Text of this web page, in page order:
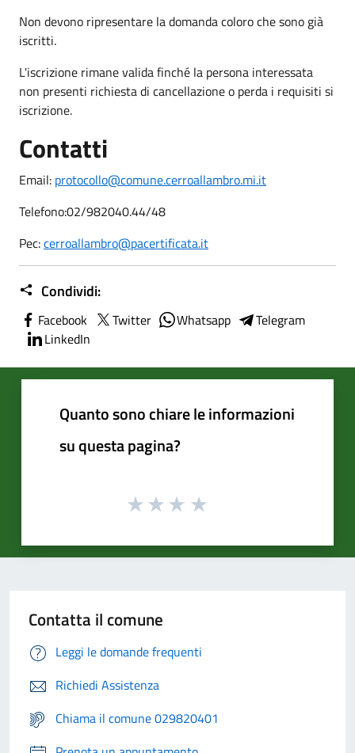
Non devono ripresentare la domanda coloro che sono già
iscritti.
L'iscrizione rimane valida finché la persona interessata
non presenti richiesta di cancellazione o perda i requisiti si
iscrizione.
Contatti
Email: protocollo@comune.cerroallambro.mi.it
Telefono:02/982040.44/48
Pec:cerroallambro@pacertificata.it
Condividi:
Facebook Twitter Whatsapp
Telegram
LinkedIn
Quanto sono chiare le informazioni
su questa pagina?
Contatta il comune
Leggi le domande frequenti
Richiedi Assistenza
Chiama il comune 029820401